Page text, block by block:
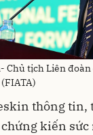
Chủ tịch Liên đoàn
thông tin,
kiến sức